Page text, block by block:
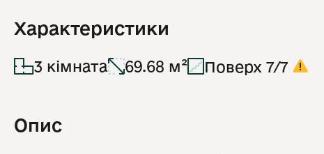
Характеристики
3 кімната 69.68 м² Поверх 7/7
Опис